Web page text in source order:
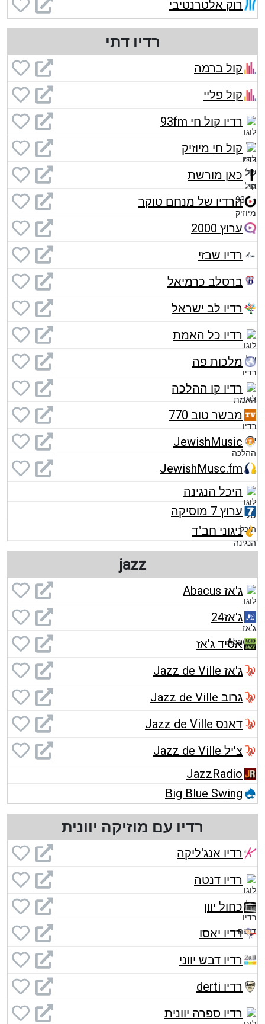
רוק אלטרנטיבי
רדיו דתי
קול ברמה
קול פליי
רדיו קול חי 93fm
קול חי מיוזיק
כאן מורשת
הרדיו של מנחם טוקר
ערוץ 2000
רדיו שבזי
ברסלב כרמיאל
רדיו לב ישראל
רדיו כל האמת
מלכות פה
רדיו קו ההלכה
מבשר טוב 770
JewishMusic
JewishMusc.fm
היכל הנגינה
ערוץ 7 מוסיקה
ניגוני חב"ד
jazz
ג'אז Abacus
ג'אז24
אסיד ג'אז
ג'אז Jazz de Ville
גרוב Jazz de Ville
דאנס Jazz de Ville
צ'יל Jazz de Ville
JazzRadio
Big Blue Swing
רדיו עם מוזיקה יוונית
רדיו אנג'ליקה
רדיו דנטה
כחול יוון
רדיו יאסו
רדיו דבש יווני
רדיו derti
רדיו ספרה יוונית